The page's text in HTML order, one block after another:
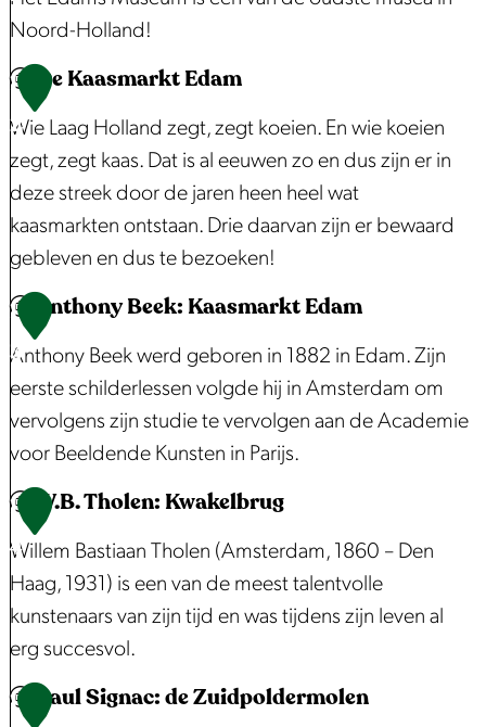
e
d
e
r
i
j
D
E
e
n
h
o
r
n
s
u
m
Noord-Holland!
E
a
m
s
M
u
s
e
u
m
1
2
De Kaasmarkt Edam
Wie Laag Holland zegt, zegt koeien. En wie koeien
zegt, zegt kaas. Dat is al eeuwen zo en dus zijn er in
deze streek door de jaren heen heel wat
kaasmarkten ontstaan. Drie daarvan zijn er bewaard
gebleven en dus te bezoeken!
D
e
K
a
a
s
m
r
k
t
E
d
1
3
Anthony Beek: Kaasmarkt Edam
Anthony Beek werd geboren in 1882 in Edam. Zijn
eerste schilderlessen volgde hij in Amsterdam om
vervolgens zijn studie te vervolgen aan de Academie
voor Beeldende Kunsten in Parijs.
A
t
h
o
n
y
1
4
W.B. Tholen: Kwakelbrug
Willem Bastiaan Tholen (Amsterdam, 1860 – Den
Haag, 1931) is een van de meest talentvolle
kunstenaars van zijn tijd en was tijdens zijn leven al
erg succesvol.
W
1
Paul Signac: de Zuidpoldermolen